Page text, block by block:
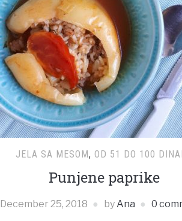
JELA SA MESOM, OD 51 DO 100
Punjene paprike
December 25, 2018 byAna 0